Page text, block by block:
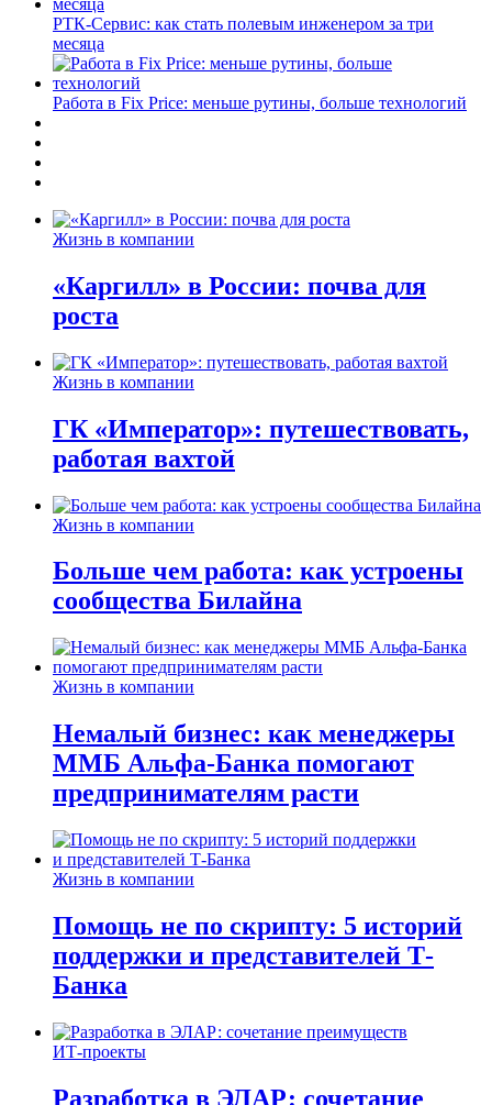
РТК-Сервис: как стать полевым инженером за три
месяца
Работа в Fix Price: меньше рутины, больше технологий
Жизнь в компании
«Каргилл» в России: почва для
роста
Жизнь в компании
ГК «Император»: путешествовать,
работая вахтой
Жизнь в компании
Больше чем работа: как устроены
сообщества Билайна
Жизнь в компании
Немалый бизнес: как менеджеры
ММБ Альфа-Банка помогают
предпринимателям расти
Жизнь в компании
Помощь не по скрипту: 5 историй
поддержки и представителей Т-
Банка
ИТ-проекты
Разработка в ЭЛАР: сочетание